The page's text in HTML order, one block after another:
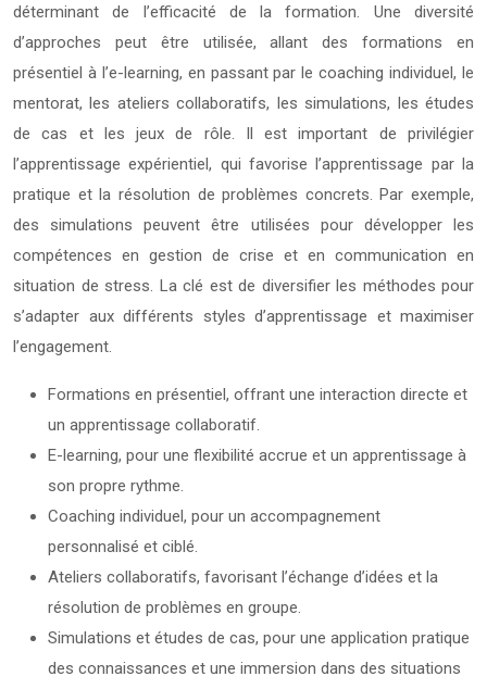
déterminant de l’efficacité de la formation. Une diversité
d’approches peut être utilisée, allant des formations en
présentiel à l’e-learning, en passant par le coaching individuel, le
mentorat, les ateliers collaboratifs, les simulations, les études
de cas et les jeux de rôle. Il est important de privilégier
l’apprentissage expérientiel, qui favorise l’apprentissage par la
pratique et la résolution de problèmes concrets. Par exemple,
des simulations peuvent être utilisées pour développer les
compétences en gestion de crise et en communication en
situation de stress. La clé est de diversifier les méthodes pour
s’adapter aux différents styles d’apprentissage et maximiser
l’engagement.
Formations en présentiel, offrant une interaction directe et
un apprentissage collaboratif.
E-learning, pour une flexibilité accrue et un apprentissage à
son propre rythme.
Coaching individuel, pour un accompagnement
personnalisé et ciblé.
Ateliers collaboratifs, favorisant l’échange d’idées et la
résolution de problèmes en groupe.
Simulations et études de cas, pour une application pratique
des connaissances et une immersion dans des situations